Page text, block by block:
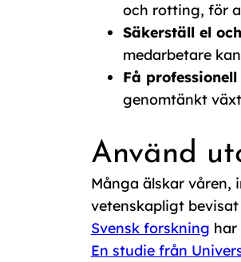
och rotting, för
Säkerställ el
medarbetare
Få
genomtänkt
Använd
Många älskar
vetenskapligt
Svensk forskning har
En studie från